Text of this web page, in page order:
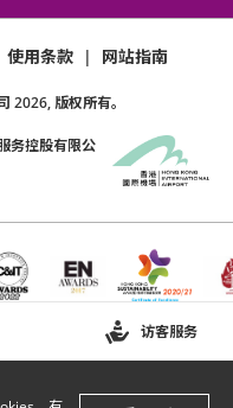
访客服务
使用条款 | 网站指南
2026, 版权所有。
务控股有限公